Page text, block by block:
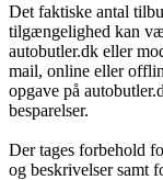
Det faktiske antal
tilgængelighed kan
autobutler.dk eller
mail, online eller
opgave på
besparelser.
Der tages forbehold
og beskrivelser samt